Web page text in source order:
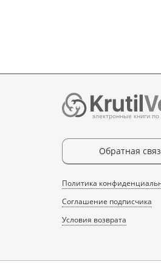
электронные книги
Обратная
Политика
Соглашение подписчика
Условия возврата